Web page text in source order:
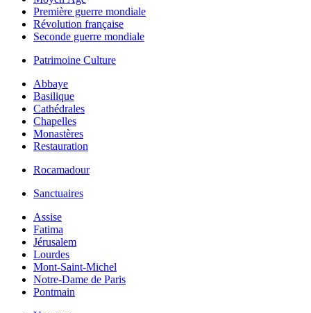
Première guerre mondiale
Révolution française
Seconde guerre mondiale
Patrimoine Culture
Abbaye
Basilique
Cathédrales
Chapelles
Monastères
Restauration
Rocamadour
Sanctuaires
Assise
Fatima
Jérusalem
Lourdes
Mont-Saint-Michel
Notre-Dame de Paris
Pontmain